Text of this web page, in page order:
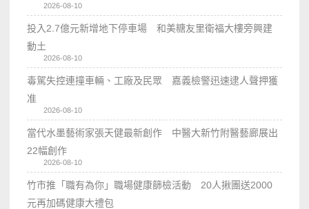
2026-08-10
投入2.7億元新增地下停車場 和美糖友里衛福大樓旁興建
動土
2026-08-10
毒駕失控連撞車輛、工廠及民眾 嘉義檢警迅速逮人聲押獲
准
2026-08-10
當代水墨藝術家張天健最新創作 中醫大新竹附醫藝廊展出
22幅創作
2026-08-10
竹市推「職有為你」職場健康篩檢活動 20人揪團送2000
元再加碼健康大禮包